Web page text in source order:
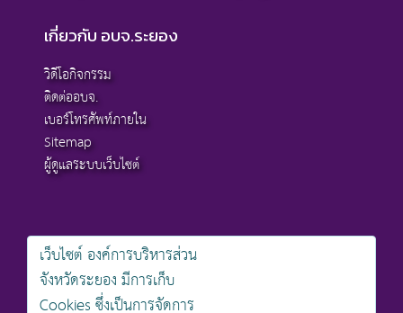
เกี่ยวกับ อบจ.ระยอง
วิดีโอกิจกรรม
ติดต่ออบจ.
เบอร์โทรศัพท์ภายใน
Sitemap
ผู้ดูแลระบบเว็บไซต์
สงวนลิขสิทธิ์ © 2568 , องค์การบริหารส่วนจังหวัดระยอง
นโยบายการคุ้มครองข้อมูลส่วนบุคคล
นโยบายการรักษาความมั่นคงปลอดภัยเว็บไซต์
เว็บไซต์ องค์การบริหารส่วน
จังหวัดระยอง มีการเก็บ
Cookies ซึ่งเป็นการจัดการ